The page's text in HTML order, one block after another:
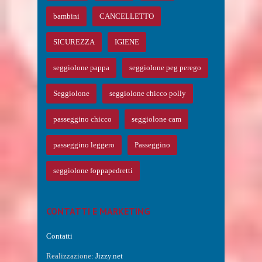
bambini CANCELLETTO
SICUREZZA IGIENE
seggiolone pappa seggiolone peg perego
Seggiolone seggiolone chicco polly
passeggino chicco seggiolone cam
passeggino leggero Passeggino
seggiolone foppapedretti
CONTATTI E MARKETING
Contatti
Realizzazione: Jizzy.net